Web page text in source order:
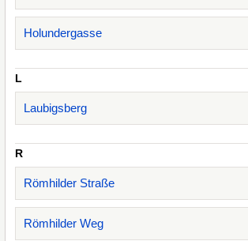
Holundergasse
L
Laubigsberg
R
Römhilder Straße
Römhilder Weg